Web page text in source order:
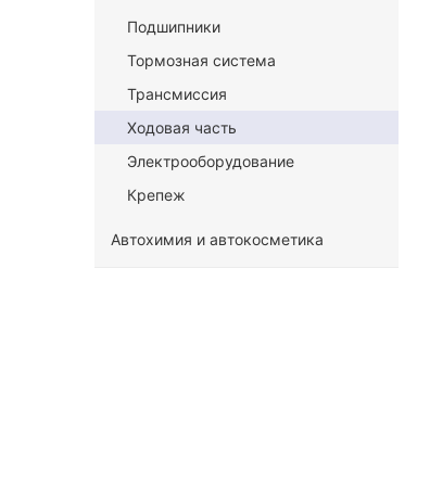
Подшипники
Тормозная система
Трансмиссия
Ходовая часть
Электрооборудование
Крепеж
Автохимия и автокосметика